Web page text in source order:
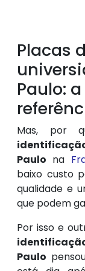
Placas
Paulo:
Mas, por
Paulo na
baixo custo
qualidade e
que podem
Por isso e
Paulo